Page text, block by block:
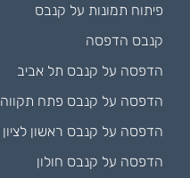
פיתוח תמונות על קנבס
קנבס הדפסה
הדפסה על קנבס תל אביב
הדפסה על קנבס פתח תקווה
הדפסה על קנבס ראשון לציון
הדפסה על קנבס חולון